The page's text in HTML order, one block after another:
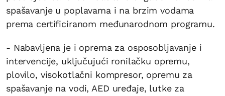
spašavanje u poplavama i na brzim vodama
prema certificiranom međunarodnom programu.
- Nabavljena je i oprema za osposobljavanje i
intervencije, uključujući ronilačku opremu,
plovilo, visokotlačni kompresor, opremu za
spašavanje na vodi, AED uređaje, lutke za